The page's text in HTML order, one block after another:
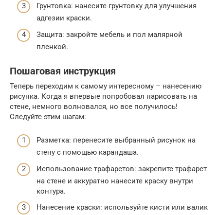
Грунтовка: нанесите грунтовку для улучшения
адгезии краски.
Защита: закройте мебель и пол малярной
пленкой.
Пошаговая инструкция
Теперь переходим к самому интересному – нанесению
рисунка. Когда я впервые попробовал нарисовать на
стене, немного волновался, но все получилось!
Следуйте этим шагам:
Разметка: перенесите выбранный рисунок на
стену с помощью карандаша.
Использование трафаретов: закрепите трафарет
на стене и аккуратно нанесите краску внутри
контура.
Нанесение краски: используйте кисти или валик